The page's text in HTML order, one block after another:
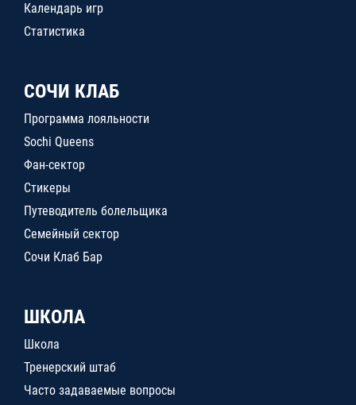
Календарь игр
Статистика
СОЧИ КЛАБ
Программа лояльности
Sochi Queens
Фан-сектор
Стикеры
Путеводитель болельщика
Семейный сектор
Сочи Клаб Бар
ШКОЛА
Школа
Тренерский штаб
Часто задаваемые вопросы